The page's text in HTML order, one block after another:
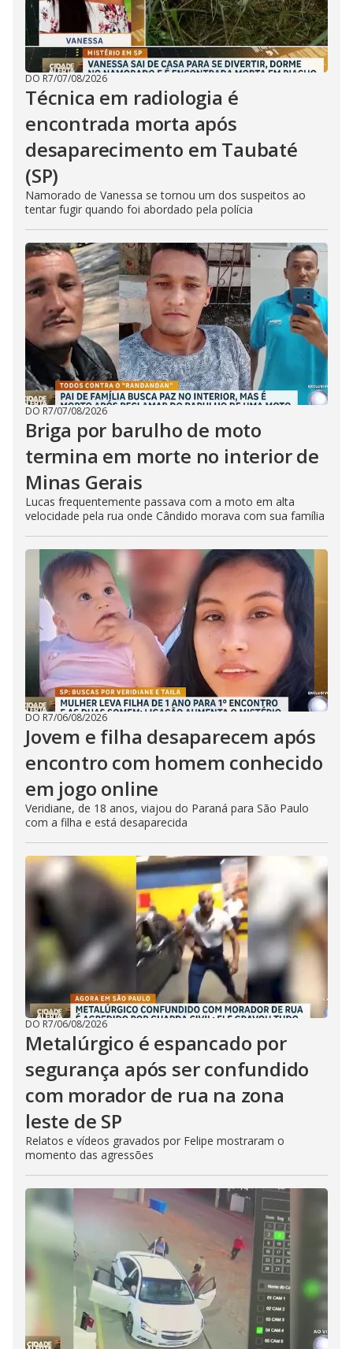
DO R7/07/08/2026
Técnica em radiologia é
encontrada morta após
desaparecimento em Taubaté
(SP)
Namorado de Vanessa se tornou um dos suspeitos ao
tentar fugir quando foi abordado pela polícia
DO R7/07/08/2026
Briga por barulho de moto
termina em morte no interior de
Minas Gerais
Lucas frequentemente passava com a moto em alta
velocidade pela rua onde Cândido morava com sua família
DO R7/06/08/2026
Jovem e filha desaparecem após
encontro com homem conhecido
em jogo online
Veridiane, de 18 anos, viajou do Paraná para São Paulo
com a filha e está desaparecida
DO R7/06/08/2026
Metalúrgico é espancado por
segurança após ser confundido
com morador de rua na zona
leste de SP
Relatos e vídeos gravados por Felipe mostraram o
momento das agressões